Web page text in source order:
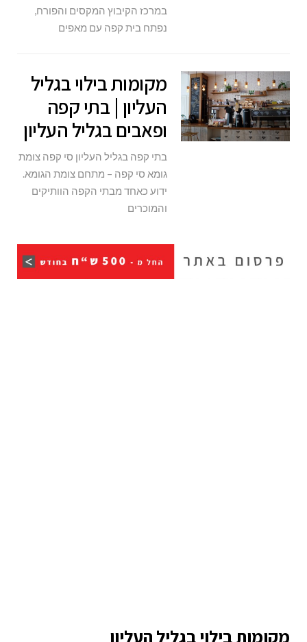
במרכז הקיבוץ המקסים והפורח,
נפתח בית קפה עם מאפים
מקומות בילוי בגליל
העליון | בתי קפה
ופאבים בגליל העליון
בתי קפה בגליל העליון סי קפה צומת
גומא סי קפה – מתחם צומת הגומא.
ידוע כאחד מבתי הקפה הוותיקים
והמוכרים
מקומות בילוי בגליל העליון